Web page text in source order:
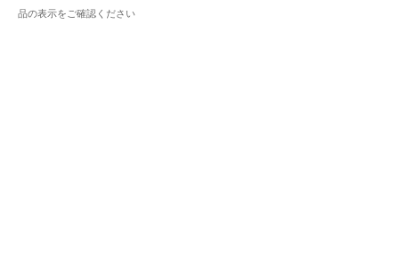
品の表示をご確認ください